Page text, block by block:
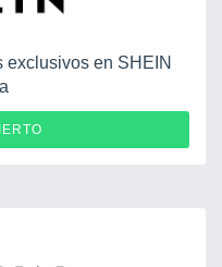
exclusivos en SHEIN